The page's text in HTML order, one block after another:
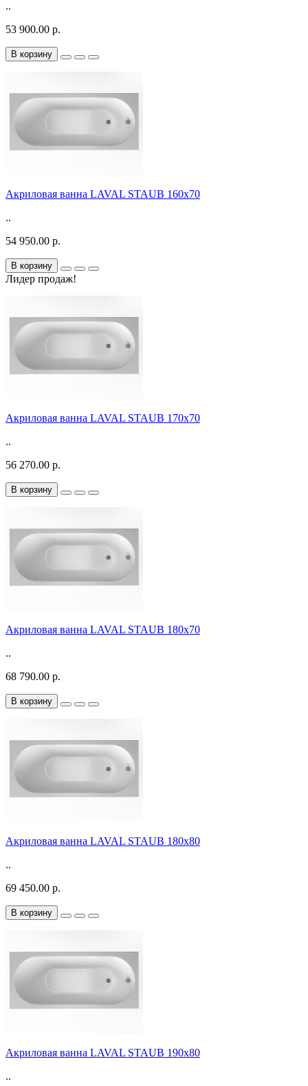
..
53 900.00 р.
В корзину
Акриловая ванна LAVAL STAUB 160х70
..
54 950.00 р.
В корзину
Лидер продаж!
Акриловая ванна LAVAL STAUB 170х70
..
56 270.00 р.
В корзину
Акриловая ванна LAVAL STAUB 180х70
..
68 790.00 р.
В корзину
Акриловая ванна LAVAL STAUB 180х80
..
69 450.00 р.
В корзину
Акриловая ванна LAVAL STAUB 190х80
..